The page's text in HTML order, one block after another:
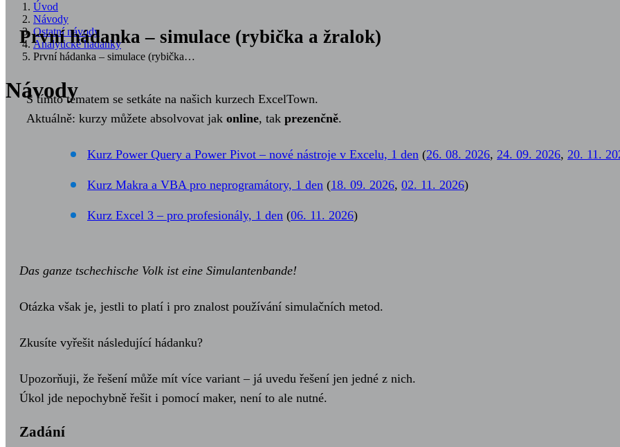
Úvod
Návody
Ostatní návody
Analytické hádanky
První hádanka – simulace (rybička…
Návody
První hádanka – simulace (rybička a žralok)
S tímto tématem se setkáte na našich kurzech ExcelTown.
Aktuálně: kurzy můžete absolvovat jak online, tak prezenčně.
Kurz Power Query a Power Pivot – nové nástroje v Excelu, 1 den (26. 08. 2026, 24. 09. 2026, 20. 11.
Kurz Makra a VBA pro neprogramátory, 1 den (18. 09. 2026, 02. 11. 2026)
Kurz Excel 3 – pro profesionály, 1 den (06. 11. 2026)
Das ganze tschechische Volk ist eine Simulantenbande!
Otázka však je, jestli to platí i pro znalost používání simulačních metod.
Zkusíte vyřešit následující hádanku?
Upozorňuji, že řešení může mít více variant – já uvedu řešení jen jedné z nich.
Úkol jde nepochybně řešit i pomocí maker, není to ale nutné.
Zadání